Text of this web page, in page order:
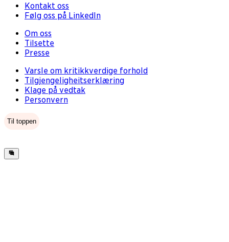
Kontakt oss
Følg oss på LinkedIn
Om oss
Tilsette
Presse
Varsle om kritikkverdige forhold
Tilgjengeligheitserklæring
Klage på vedtak
Personvern
Til toppen